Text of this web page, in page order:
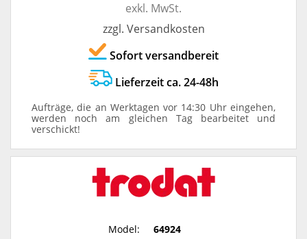
exkl. MwSt.
zzgl. Versandkosten
Sofort versandbereit
Lieferzeit ca. 24-48h
Aufträge, die an Werktagen vor 14:30 Uhr eingehen,
werden noch am gleichen Tag bearbeitet und
verschickt!
Model:
64924